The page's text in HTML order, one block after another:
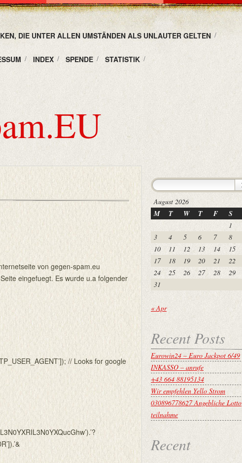
DIE UNTER ALLEN UMSTÄNDEN ALS UNLAUTER GELTEN
INDEX SPENDE STATISTIK
von gegen-spam.eu
eingefuegt. Es wurde u.a folgender
// Looks for google
August 2026
M T W T F S
1
3
4 5 6 7 8
10
11 12 13 14 15
17
18 19 20 21 22
24
25 26 27 28 29
31
« Apr
Recent Posts
Eurowin24 – Euro Jackpot 6/49
INKASSO – anrufe
+43 664 88195134
Wir empfehlen Yello Strom
030896778627 Angebliche Lotto
teilnahme
Recent